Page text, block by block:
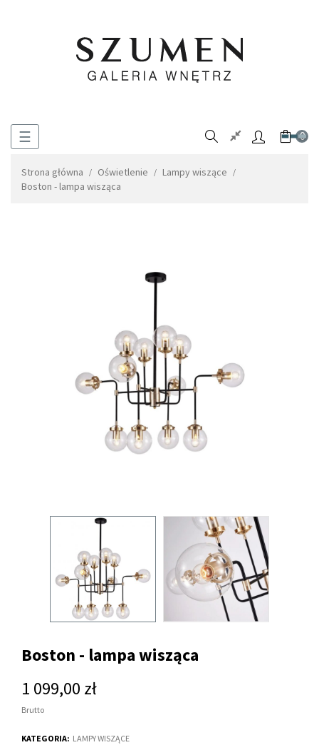
Toggle
☰ 0
Strona główna Oświetlenie
Lampy wiszące
Boston - lampa wisząca
Boston - lampa wisząca
1 099,00 zł
Brutto
KATEGORIA: LAMPY WISZĄCE